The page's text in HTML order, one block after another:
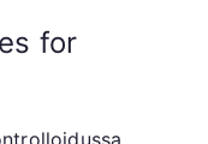
for